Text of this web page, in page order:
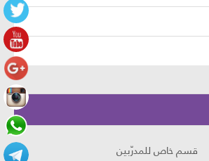
قسم خاص للمدرّبين